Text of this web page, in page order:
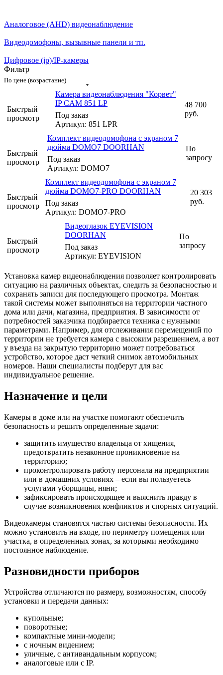
Аналоговое (AHD) видеонаблюдение
Видеодомофоны, вызывные панели и тп.
Цифровое (ip)/IP-камеры
Фильтр
По цене (возрастание)
Быстрый
просмотр
Камера видеонаблюдения "Корвет"
IP CAM 851 LP
Под заказ
Артикул: 851 LPR
48 700
руб.
Быстрый
просмотр
Комплект видеодомофона с экраном 7
дюйма DOMO7 DOORHAN
Под заказ
Артикул: DOMO7
По
запросу
Быстрый
просмотр
Комплект видеодомофона с экраном 7
дюйма DOMO7-PRO DOORHAN
Под заказ
Артикул: DOMO7-PRO
20 303
руб.
Быстрый
просмотр
Видеоглазок EYEVISION
DOORHAN
Под заказ
Артикул: EYEVISION
По
запросу
Установка камер видеонаблюдения позволяет контролировать
ситуацию на различных объектах, следить за безопасностью и
сохранять записи для последующего просмотра. Монтаж
такой системы может выполняться на территории частного
дома или дачи, магазина, предприятия. В зависимости от
потребностей заказчика подбирается техника с нужными
параметрами. Например, для отслеживания перемещений по
территории не требуется камера с высоким разрешением, а вот
у въезда на закрытую территорию может потребоваться
устройство, которое даст четкий снимок автомобильных
номеров. Наши специалисты подберут для вас
индивидуальное решение.
Назначение и цели
Камеры в доме или на участке помогают обеспечить
безопасность и решить определенные задачи:
защитить имущество владельца от хищения,
предотвратить незаконное проникновение на
территорию;
проконтролировать работу персонала на предприятии
или в домашних условиях – если вы пользуетесь
услугами уборщицы, няни;
зафиксировать происходящее и выяснить правду в
случае возникновения конфликтов и спорных ситуаций.
Видеокамеры становятся частью системы безопасности. Их
можно установить на входе, по периметру помещения или
участка, в определенных зонах, за которыми необходимо
постоянное наблюдение.
Разновидности приборов
Устройства отличаются по размеру, возможностям, способу
установки и передачи данных:
купольные;
поворотные;
компактные мини-модели;
с ночным видением;
уличные, с антивандальным корпусом;
аналоговые или с IP.